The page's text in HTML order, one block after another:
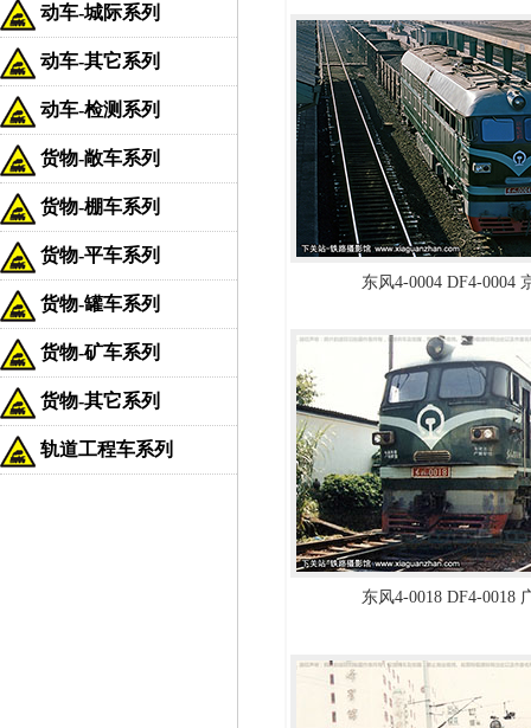
动车-城际系列
动车-其它系列
动车-检测系列
货物-敞车系列
货物-棚车系列
货物-平车系列
货物-罐车系列
货物-矿车系列
货物-其它系列
轨道工程车系列
东风4-0004 DF4-0004
东风4-0018 DF4-0018